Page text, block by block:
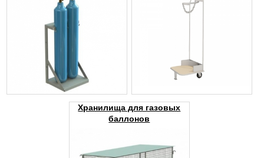
Хранилища для газовых
баллонов